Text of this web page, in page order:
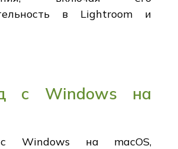
в Lightroom и
с Windows на
Windows на macOS,